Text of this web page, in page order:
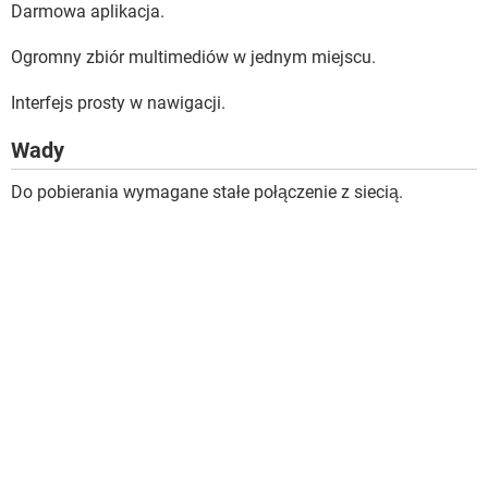
Darmowa aplikacja.
Ogromny zbiór multimediów w jednym miejscu.
Interfejs prosty w nawigacji.
Wady
Do pobierania wymagane stałe połączenie z siecią.